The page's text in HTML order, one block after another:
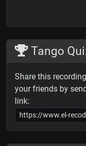
Tango
Share this
your friends by
link: